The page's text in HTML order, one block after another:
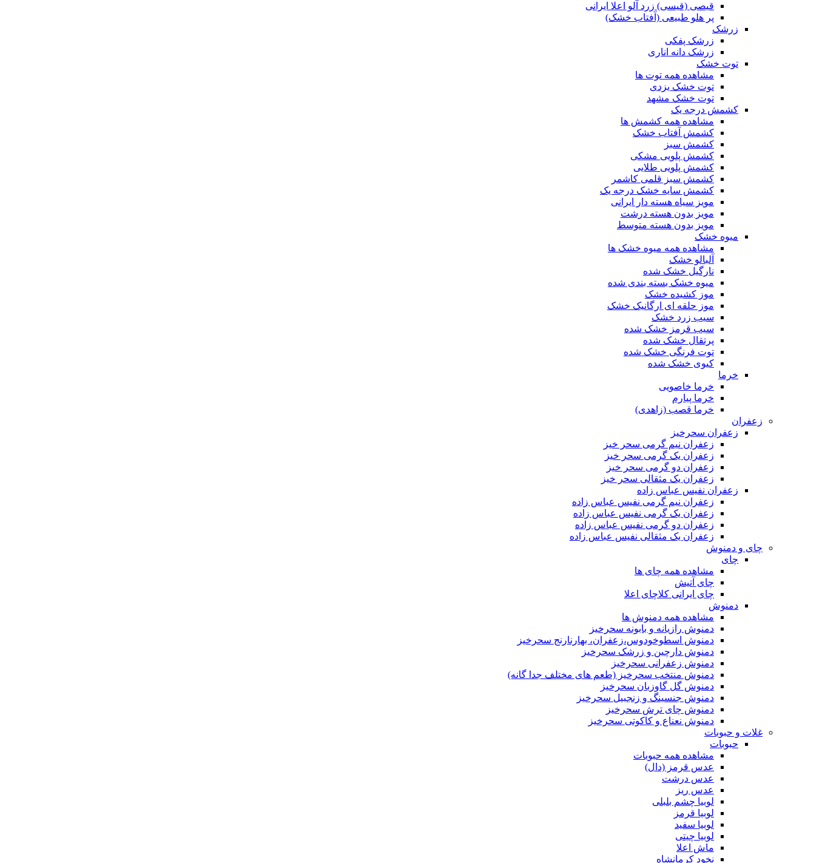
قیصی (قیسی) زرد آلو اعلا ایرانی
پر هلو طبیعی (آفتاب خشک)
زرشک
زرشک پفکی
زرشک دانه اناری
توت خشک
مشاهده همه توت ها
توت خشک یزدی
توت خشک مشهد
کشمش درجه یک
مشاهده همه کشمش ها
کشمش آفتاب خشک
کشمش سبز
کشمش پلویی مشکی
کشمش پلویی طلایی
کشمش سبز قلمی کاشمر
کشمش سایه خشک درجه یک
مویز سیاه هسته دار ایرانی
مویز بدون هسته درشت
مویز بدون هسته متوسط
میوه خشک
مشاهده همه میوه خشک ها
آلبالو خشک
نارگیل خشک شده
میوه خشک بسته بندی شده
موز کشیده خشک
موز حلقه ای ارگانیک خشک
سیب زرد خشک
سیب قرمز خشک شده
پرتقال خشک شده
توت فرنگی خشک شده
کیوی خشک شده
خرما
خرما خاصویی
خرما پیارم
خرما قصب (زاهدی)
زعفران
زعفران سحرخیز
زعفران نیم گرمی سحر خیز
زعفران یک گرمی سحر خیز
زعفران دو گرمی سحر خیز
زعفران یک مثقالی سحر خیز
زعفران نفیس عباس زاده
زعفران نیم گرمی نفیس عباس زاده
زعفران یک گرمی نفیس عباس زاده
زعفران دو گرمی نفیس عباس زاده
زعفران یک مثقالی نفیس عباس زاده
چای و دمنوش
چای
مشاهده همه چای ها
چای آتیش
چای ایرانی کلاچای اعلا
دمنوش
مشاهده همه دمنوش ها
دمنوش رازیانه و بابونه سحرخیز
دمنوش اسطوخودوس،زعفران، بهارنارنج سحرخیز
دمنوش دارچین و زرشک سحرخیز
دمنوش زعفرانی سحرخیز
دمنوش منتخب سحرخیز (طعم های مختلف جدا گانه)
دمنوش گل گاوزبان سحرخیز
دمنوش جنسینگ و زنجبیل سحرخیز
دمنوش چای ترش سحرخیز
دمنوش نعناع و کاکوتی سحرخیز
غلات و حبوبات
حبوبات
مشاهده همه حبوبات
عدس قرمز (دال)
عدس درشت
عدس ریز
لوبیا چشم بلبلی
لوبیا قرمز
لوبیا سفید
لوبیا چیتی
ماش اعلا
نخود کرمانشاه